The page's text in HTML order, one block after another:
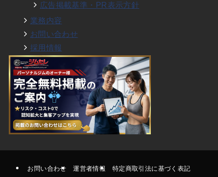
広告掲載基準・PR表示方針
業務内容
お問い合わせ
採用情報
お問い合わせ 運営者情報 特定商取引法に基づく表記